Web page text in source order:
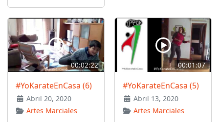
00:02:22
#YoKarateEnCasa (6)
Abril 20, 2020
Artes Marciales
00:01:07
#YoKarateEnCasa (5)
Abril 13, 2020
Artes Marciales